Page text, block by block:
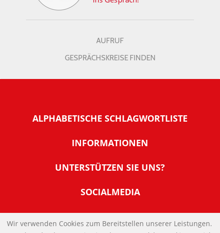
AUFRUF
GESPRÄCHSKREISE FINDEN
ALPHABETISCHE SCHLAGWORTLISTE
INFORMATIONEN
Warum NachDenkSeiten
Tipps zur Nutzung der NachDenkSeiten
Banner und E-Mail-Signaturen
Links
UNTERSTÜTZEN SIE UNS?
Werden Sie Fördermitglied
SOCIALMEDIA
IMPRESSUM
Wir verwenden Cookies zum Bereitstellen unserer Leistungen.